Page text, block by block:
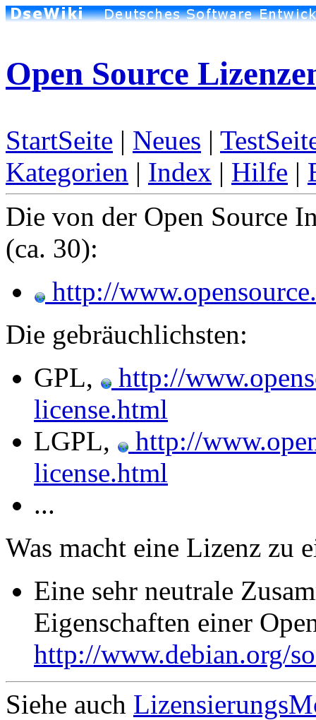
Open Source
StartSeite | Neues |
Kategorien | Index | Hilfe |
Die von der Open Source
(ca. 30):
http://
Die gebräuchlichsten:
GPL,
http://
license.html
LGPL,
http://
license.html
...
Was macht eine Lizenz zu
Eine sehr neutrale
Eigenschaften einer
http://www.debian.org/
Siehe auch